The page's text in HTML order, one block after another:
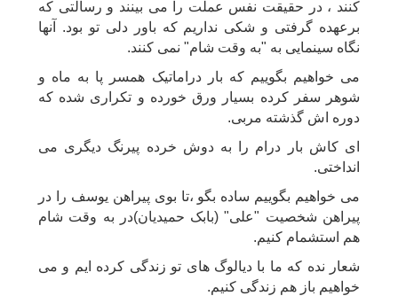
کنند ، در حقیقت نفس عملت را می بینند و رسالتی که
برعهده گرفتی و شکی نداریم که باور دلی تو بود. آنها
نگاه سینمایی به "به وقت شام" نمی کنند.
می خواهیم بگوییم که بار دراماتیک همسر پا به ماه و
شوهر سفر کرده بسیار ورق خورده و تکراری شده که
دوره اش گذشته مربی.
ای کاش بار درام را به دوش خرده پیرنگ دیگری می
انداختی.
می خواهیم بگوییم ساده بگو ،تا بوی پیراهن یوسف را در
پیراهن شخصیت "علی" (بابک حمیدیان)در به وقت شام
هم استشمام کنیم.
شعار نده که ما با دیالوگ های تو زندگی کرده ایم و می
خواهیم باز هم زندگی کنیم.